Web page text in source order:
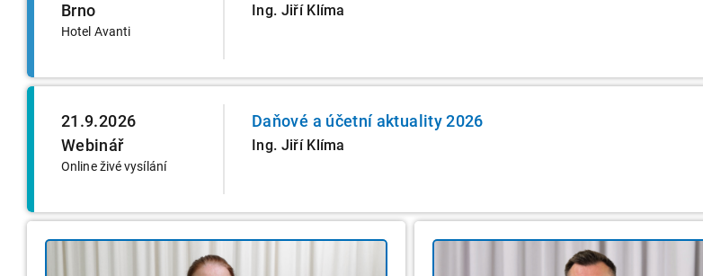
Brno
Hotel Avanti
Ing. Jiří Klíma
21.9.2026
Webinář
Online živé vysílání
Daňové a účetní aktuality 2026
Ing. Jiří Klíma